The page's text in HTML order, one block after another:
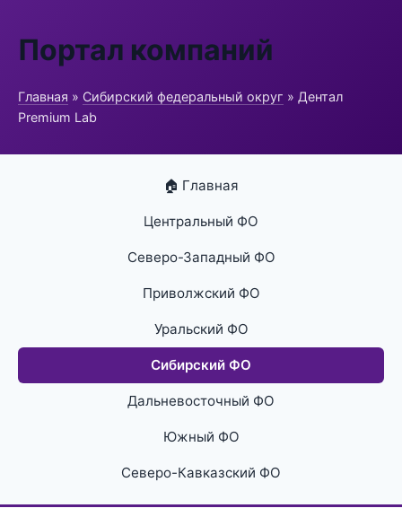
Портал компаний
Главная » Сибирский федеральный округ » Дентал
Premium Lab
🏠 Главная
Центральный ФО
Северо-Западный ФО
Приволжский ФО
Уральский ФО
Сибирский ФО
Дальневосточный ФО
Южный ФО
Северо-Кавказский ФО